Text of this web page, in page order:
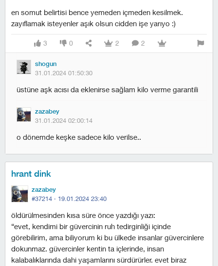
en somut belirtisi bence yemeden içmeden kesilmek.
zayıflamak isteyenler aşık olsun cidden işe yarıyo :)
3 0 2 2
shogun
31.01.2024 01:50:30
üstüne aşk acısı da eklenirse sağlam kilo verme garantili
zazabey
31.01.2024 02:00:14
o dönemde keşke sadece kilo verilse..
hrant dink
zazabey
#37214 · 19.01.2024 23:40
öldürülmesinden kısa süre önce yazdığı yazı:
“evet, kendimi bir güvercinin ruh tedirginliği içinde
görebilirim, ama biliyorum ki bu ülkede insanlar güvercinlere
dokunmaz. güvercinler kentin ta içlerinde, insan
kalabalıklarında dahi yaşamlarını sürdürürler. evet biraz